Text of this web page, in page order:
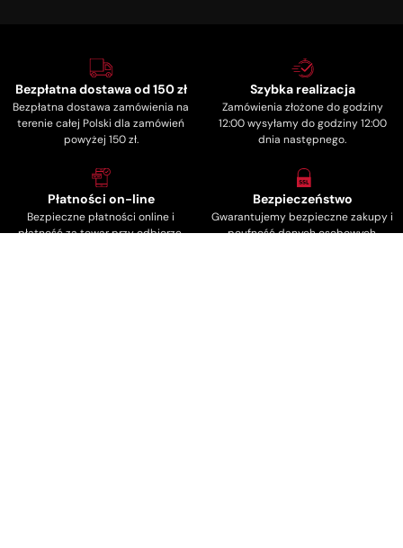
Bezpłatna dostawa od 150 zł
Bezpłatna dostawa zamówienia na
terenie całej Polski dla zamówień
powyżej 150 zł.
Szybka realizacja
Zamówienia złożone do godziny
12:00 wysyłamy do godziny 12:00
dnia następnego.
Płatności on-line
Bezpieczne płatności online i
płatność za towar przy odbiorze.
Bezpieczeństwo
Gwarantujemy bezpieczne zakupy i
poufność danych osobowych.